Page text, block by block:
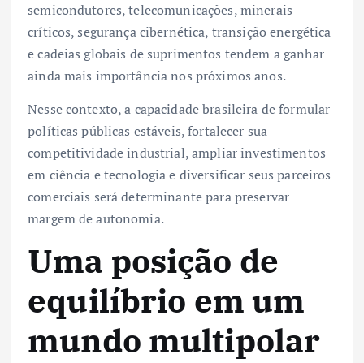
semicondutores, telecomunicações, minerais
críticos, segurança cibernética, transição energética
e cadeias globais de suprimentos tendem a ganhar
ainda mais importância nos próximos anos.
Nesse contexto, a capacidade brasileira de formular
políticas públicas estáveis, fortalecer sua
competitividade industrial, ampliar investimentos
em ciência e tecnologia e diversificar seus parceiros
comerciais será determinante para preservar
margem de autonomia.
Uma posição de
equilíbrio em um
mundo multipolar